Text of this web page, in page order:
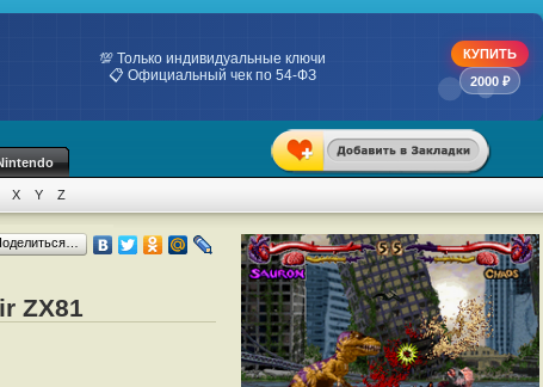
💯 Только индивидуальные ключи
📋 Официальный чек по 54-ФЗ
КУПИТЬ
2000 ₽
X Y Z
ZX81